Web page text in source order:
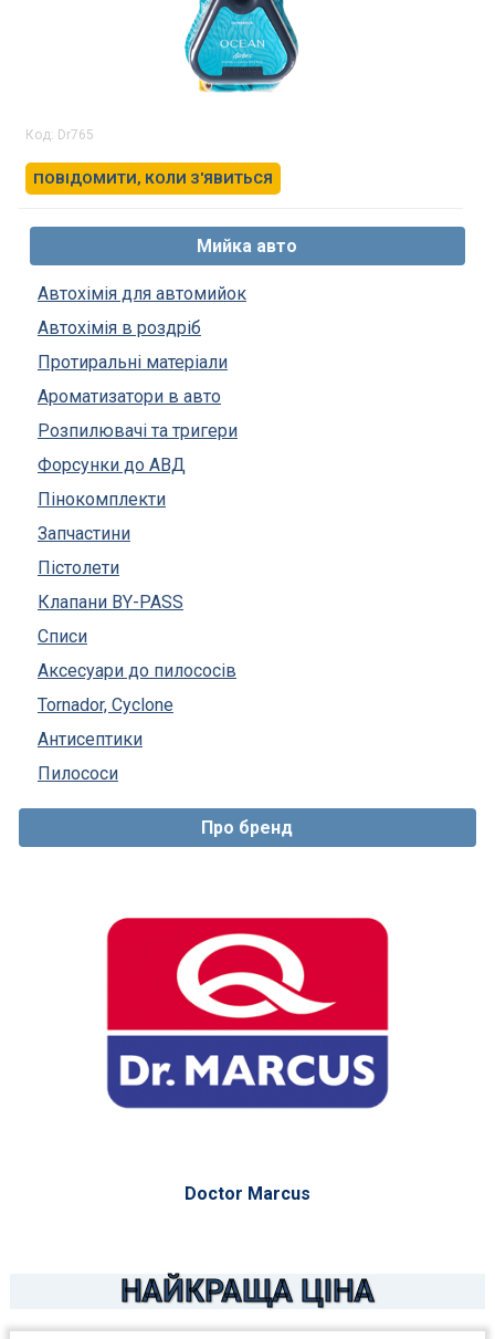
Мийка авто
Автохімія для автомийок
Автохімія в роздріб
Протиральні матеріали
Ароматизатори в авто
Розпилювачі та тригери
Форсунки до АВД
Пінокомплекти
Запчастини
Пістолети
Клапани BY-PASS
Списи
Аксесуари до пилососів
Tornador, Cyclone
Антисептики
Пилососи
Код: Dr765
ПОВІДОМИТИ, КОЛИ З'ЯВИТЬСЯ
Про бренд
Doctor Marcus
НАЙКРАЩА ЦІНА